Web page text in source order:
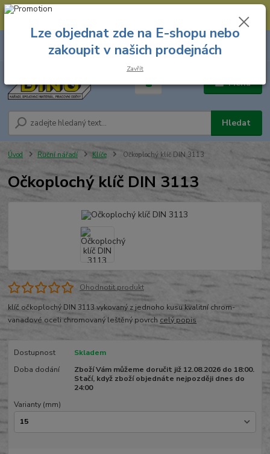
--- Spojovací materiál: 774 431 045 --- Prodejna nářadí: 731 449 423 --
Menu
Hledat
8.00 hod. - 16.00 hod.
za
Úvod Ruční nářadí Klíče Očkoplochý klíč DIN 3113
Očkoplochý klíč DIN 3113
Ohodnotit produkt
klíč očkoplochý DIN 3113 vykovaný z jednoho kusu kvalitní chrom-
vanadové oceli chromovaný leštěný povrch celý popis
Dostupnost
Skladem
Doba dodání
Zboží Vám můžeme doručit již 12.08.2026 do 18:00.
Stačí, když zboží objednáte nejpozději dnes do
24:00
Varianty (mm)
Lze objednat zde na E-shopu nebo
zakoupit v našich prodejnách
Zavřít